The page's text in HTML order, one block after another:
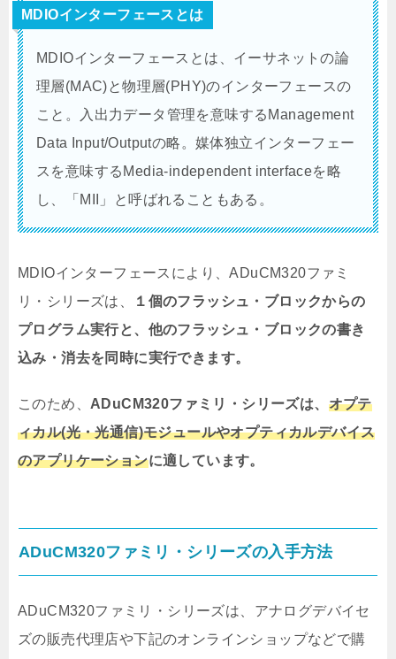
MDIOインターフェースとは
MDIOインターフェースとは、イーサネットの論
理層(MAC)と物理層(PHY)のインターフェースの
こと。入出力データ管理を意味するManagement
Data Input/Outputの略。媒体独立インターフェー
スを意味するMedia-independent interfaceを略
し、「MII」と呼ばれることもある。
MDIOインターフェースにより、ADuCM320ファミ
リ・シリーズは、
１個のフラッシュ・ブロックからの
プログラム実行と、他のフラッシュ・ブロックの書き
込み・消去を同時に実行できます。
このため、 ADuCM320ファミリ・シリーズは、 オプテ
ィカル(光・光通信)モジュールやオプティカルデバイス
のアプリケーションに適しています。
ADuCM320ファミリ・シリーズの入手方法
ADuCM320ファミリ・シリーズは、アナログデバイセ
ズの販売代理店や下記のオンラインショップなどで購